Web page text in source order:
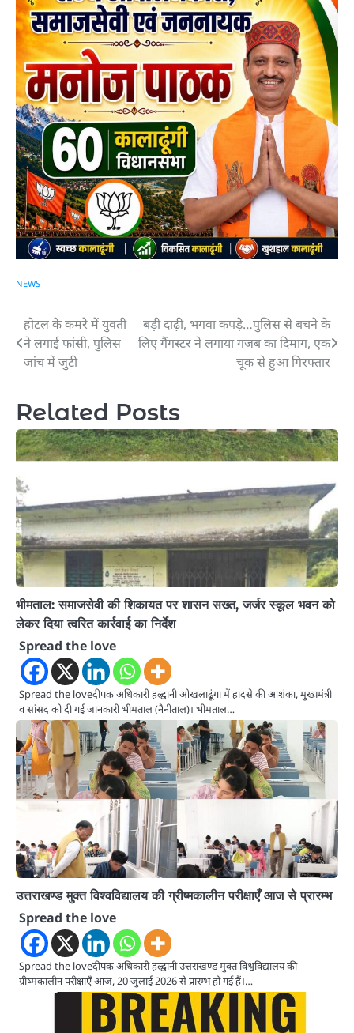
NEWS
Post
navigation
होटल के कमरे में युवती
ने लगाई फांसी, पुलिस
जांच में जुटी
बड़ी दाढ़ी, भगवा कपड़े…पुलिस से बचने के
लिए गैंगस्टर ने लगाया गजब का दिमाग, एक
चूक से हुआ गिरफ्तार
Related Posts
भीमताल: समाजसेवी की शिकायत पर शासन सख्त, जर्जर स्कूल भवन को
लेकर दिया त्वरित कार्रवाई का निर्देश
Spread the love
Spread the loveदीपक अधिकारी हल्द्वानी ओखलाढूंगा में हादसे की आशंका, मुख्यमंत्री
व सांसद को दी गई जानकारी भीमताल (नैनीताल)। भीमताल…
उत्तराखण्ड मुक्त विश्वविद्यालय की ग्रीष्मकालीन परीक्षाएँ आज से प्रारम्भ
Spread the love
Spread the loveदीपक अधिकारी हल्द्वानी उत्तराखण्ड मुक्त विश्वविद्यालय की
ग्रीष्मकालीन परीक्षाएँ आज, 20 जुलाई 2026 से प्रारम्भ हो गई हैं।…